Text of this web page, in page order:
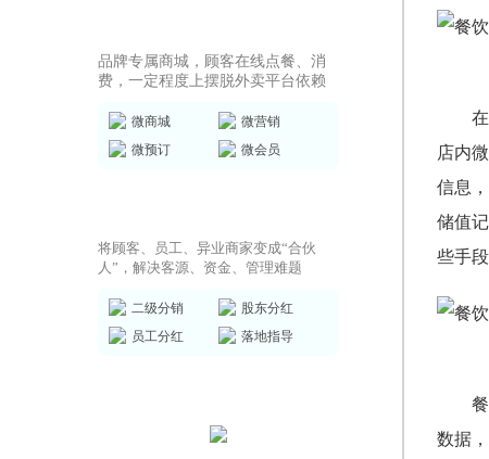
品牌专属商城，顾客在线点餐、消
费，一定程度上摆脱外卖平台依赖
微商城
微营销
微预订
微会员
将顾客、员工、异业商家变成“合伙
人”，解决客源、资金、管理难题
二级分销
股东分红
员工分红
落地指导
店内
信息
储值
些手
数据